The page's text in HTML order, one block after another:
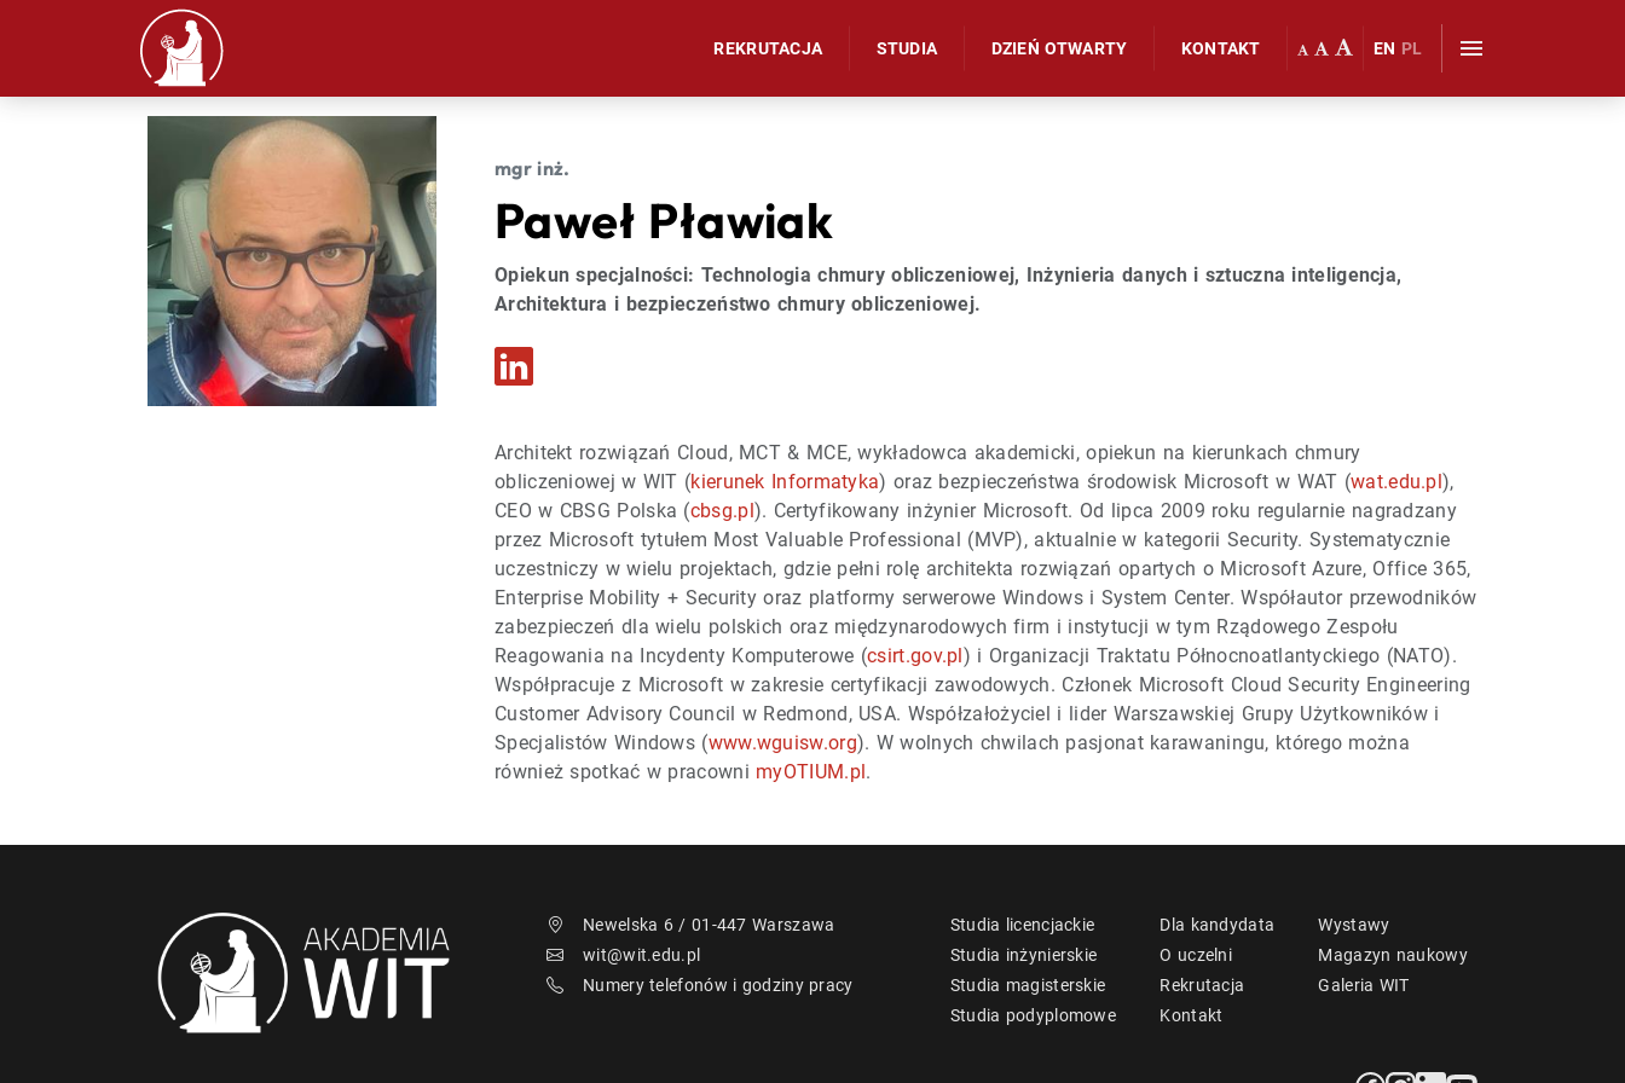
REKRUTACJA STUDIA DZIEŃ OTWARTY KONTAKT EN PL
mgr inż.
Paweł Pławiak
Opiekun specjalności: Technologia chmury obliczeniowej, Inżynieria danych i sztuczna inteligencja,
Architektura i bezpieczeństwo chmury obliczeniowej.
Architekt rozwiązań Cloud, MCT & MCE, wykładowca akademicki, opiekun na kierunkach chmury
obliczeniowej w WIT (kierunek Informatyka) oraz bezpieczeństwa środowisk Microsoft w WAT (wat.edu.pl),
CEO w CBSG Polska (cbsg.pl). Certyfikowany inżynier Microsoft. Od lipca 2009 roku regularnie nagradzany
przez Microsoft tytułem Most Valuable Professional (MVP), aktualnie w kategorii Security. Systematycznie
uczestniczy w wielu projektach, gdzie pełni rolę architekta rozwiązań opartych o Microsoft Azure, Office 365,
Enterprise Mobility + Security oraz platformy serwerowe Windows i System Center. Współautor przewodników
zabezpieczeń dla wielu polskich oraz międzynarodowych firm i instytucji w tym Rządowego Zespołu
Reagowania na Incydenty Komputerowe (csirt.gov.pl) i Organizacji Traktatu Północnoatlantyckiego (NATO).
Współpracuje z Microsoft w zakresie certyfikacji zawodowych. Członek Microsoft Cloud Security Engineering
Customer Advisory Council w Redmond, USA. Współzałożyciel i lider Warszawskiej Grupy Użytkowników i
Specjalistów Windows (www.wguisw.org). W wolnych chwilach pasjonat karawaningu, którego można
również spotkać w pracowni myOTIUM.pl.
Newelska 6 / 01-447 Warszawa
wit@wit.edu.pl
Numery telefonów i godziny pracy
Studia licencjackie
Studia inżynierskie
Studia magisterskie
Studia podyplomowe
Dla kandydata
O uczelni
Rekrutacja
Kontakt
Wystawy
Magazyn naukowy
Galeria WIT